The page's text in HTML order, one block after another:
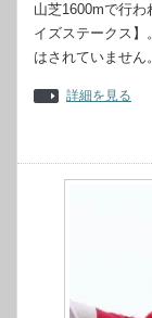
山芝1600mで行
イズステークス
はされていませ
詳細を見る